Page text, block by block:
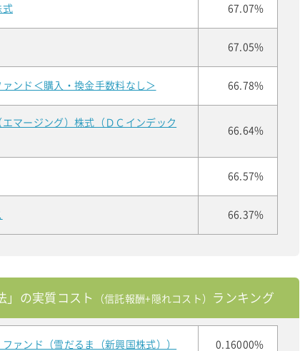
式 67.07%
67.05%
ンド＜購入・換金手数料なし＞ 66.78%
マージング）株式（ＤＣインデック
66.64%
66.57%
66.37%
」の実質コスト （信託報酬+隠れコスト） ランキング
ァンド（雪だるま（新興国株式）） 0.16000%